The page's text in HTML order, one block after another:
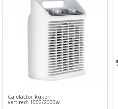
Calefactor kuken
vert.rect.1000/2000w.